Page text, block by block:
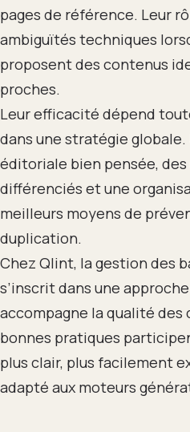
pages de référence. Leur
ambiguïtés techniques
proposent des contenus
proches.
Leur efficacité dépend
dans une stratégie
éditoriale bien pensée,
différenciés et une
meilleurs moyens de
duplication.
Chez Qlint, la gestion des
s’inscrit dans une
accompagne la qualité des
bonnes pratiques
plus clair, plus facilement
adapté aux moteurs